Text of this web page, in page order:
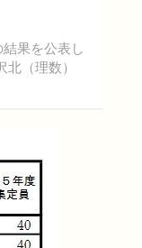
果を公表し
（理数）